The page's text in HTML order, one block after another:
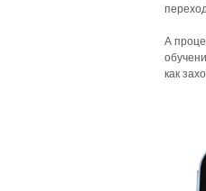
А
как